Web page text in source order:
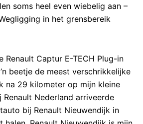
soms heel even wiebelig aan –
in het grensbereik
Renault Captur E-TECH Plug-in
beetje de meest verschrikkelijke
na 29 kilometer op mijn kleine
Renault Nederland arriveerde
bij Renault Nieuwendijk in